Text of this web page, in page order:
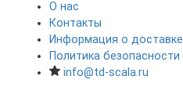
О нас
Контакты
Информация о доставке
Политика безопасности
info@td-scala.ru